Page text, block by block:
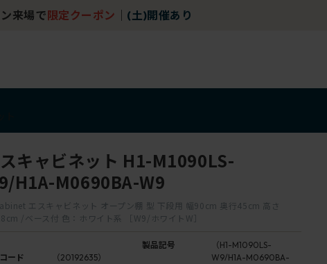
来場で 限定クーポン (土)開催あり
キャビネット H1-M1090LS-
H1A-M0690BA-W9
エスキャビネット オープン棚 型 下段用 幅90cm 奥行45cm 高さ
/ベース付 色：ホワイト系 ［W9/ホワイトW］
ード （20192635）
製品記号
（H1-M1090LS-
W9/H1A-M0690BA-